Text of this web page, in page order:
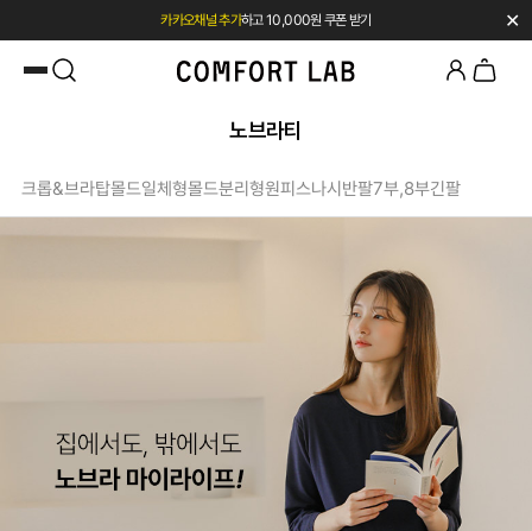
카카오채널 추가하고 10,000원 쿠폰 받기
첫 구매 시 베스트셀러 50% 즉시 할인
✕
노브라티
크롭&브라탑몰드일체형몰드분리형원피스나시반팔7부,8부긴팔